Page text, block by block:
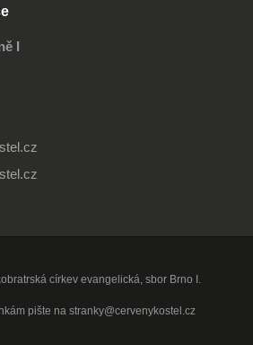
I
církev evangelická, sbor Brno I.
pište na stranky@cervenykostel.cz